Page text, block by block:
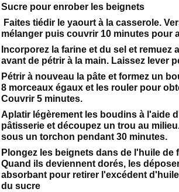
Sucre pour enrober les beignets
Faites tiédir le yaourt à la casserole.
mélanger puis couvrir 10 minutes pour
Incorporez la farine et du sel et remuez
avant de pétrir à la main. Laissez lever
Pétrir à nouveau la pâte et formez un
8 morceaux égaux et les rouler pour
Couvrir 5 minutes.
Aplatir légèrement les boudins à l'aide
pâtisserie et découpez un trou au
sous un torchon pendant 30 minutes.
Plongez les beignets dans de l'huile de
Quand ils deviennent dorés, les
absorbant pour retirer l'excédent
du sucre